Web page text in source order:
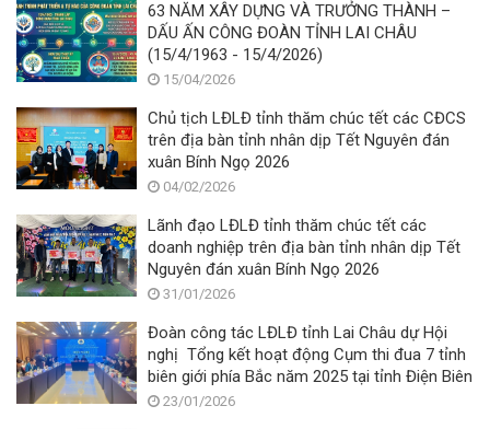
63 NĂM XÂY DỰNG VÀ TRƯỞNG THÀNH –
DẤU ẤN CÔNG ĐOÀN TỈNH LAI CHÂU
(15/4/1963 - 15/4/2026)
15/04/2026
Chủ tịch LĐLĐ tỉnh thăm chúc tết các CĐCS
trên địa bàn tỉnh nhân dịp Tết Nguyên đán
xuân Bính Ngọ 2026
04/02/2026
Lãnh đạo LĐLĐ tỉnh thăm chúc tết các
doanh nghiệp trên địa bàn tỉnh nhân dịp Tết
Nguyên đán xuân Bính Ngọ 2026
31/01/2026
Đoàn công tác LĐLĐ tỉnh Lai Châu dự Hội
nghị Tổng kết hoạt động Cụm thi đua 7 tỉnh
biên giới phía Bắc năm 2025 tại tỉnh Điện Biên
23/01/2026